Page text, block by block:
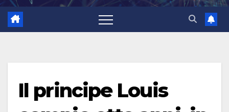
Il principe Louis